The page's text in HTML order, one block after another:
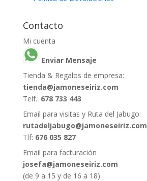
Contacto
Mi cuenta
Enviar Mensaje
Tienda & Regalos de empresa:
tienda@jamoneseiriz.com
Telf.: 678 733 443
Email para visitas y Ruta del Jabugo:
rutadeljabugo@jamoneseiriz.com
Tlf: 676 035 827
Email para facturación
josefa@jamoneseiriz.com
(de 9 a 15 y de 16 a 18)